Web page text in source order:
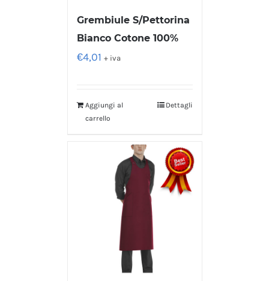
Grembiule S/Pettorina
Bianco Cotone 100%
€4,01 + iva
Aggiungi al
carrello
Dettagli